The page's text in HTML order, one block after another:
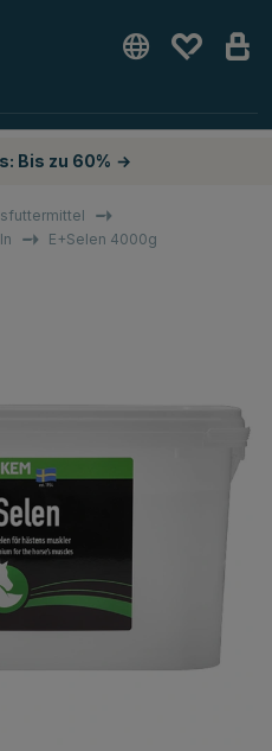
Bis zu 60% →
E+Selen 4000g